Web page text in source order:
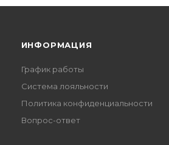
ИНФОРМАЦИЯ
График работы
Система лояльности
Политика конфиденциальности
Вопрос-ответ